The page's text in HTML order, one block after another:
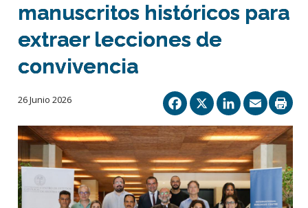
manuscritos históricos para
extraer lecciones de
convivencia
26 Junio 2026 Facebook
X